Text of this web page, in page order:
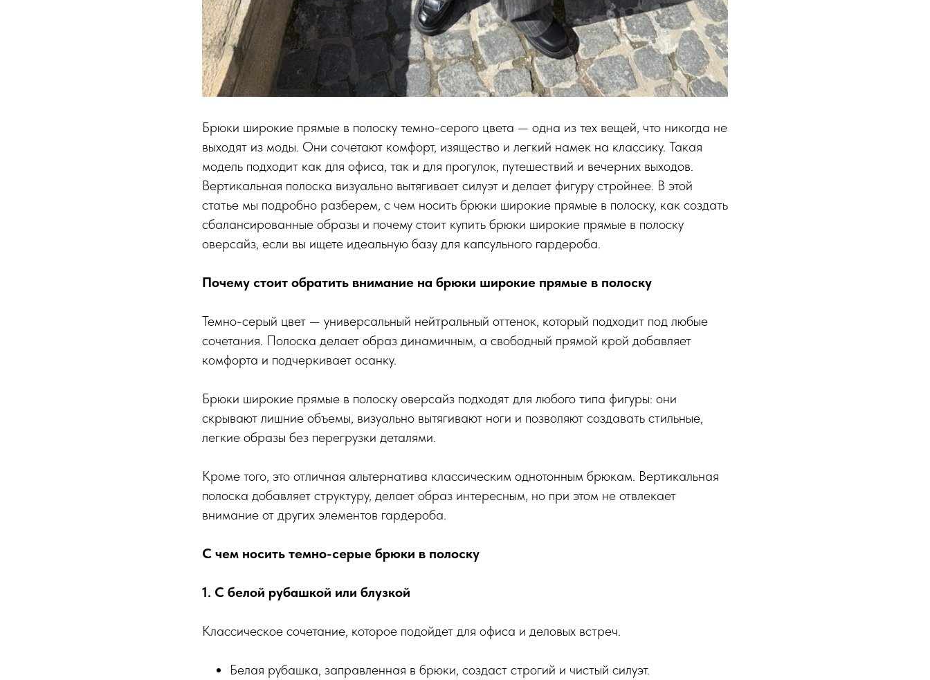
Брюки широкие прямые в полоску темно-серого цвета — одна из тех вещей, что никогда не
выходят из моды. Они сочетают комфорт, изящество и легкий намек на классику. Такая
модель подходит как для офиса, так и для прогулок, путешествий и вечерних выходов.
Вертикальная полоска визуально вытягивает силуэт и делает фигуру стройнее. В этой
статье мы подробно разберем, с чем носить брюки широкие прямые в полоску, как создать
сбалансированные образы и почему стоит купить брюки широкие прямые в полоску
оверсайз, если вы ищете идеальную базу для капсульного гардероба.
Почему стоит обратить внимание на брюки широкие прямые в полоску
Темно-серый цвет — универсальный нейтральный оттенок, который подходит под любые
сочетания. Полоска делает образ динамичным, а свободный прямой крой добавляет
комфорта и подчеркивает осанку.
Брюки широкие прямые в полоску оверсайз подходят для любого типа фигуры: они
скрывают лишние объемы, визуально вытягивают ноги и позволяют создавать стильные,
легкие образы без перегрузки деталями.
Кроме того, это отличная альтернатива классическим однотонным брюкам. Вертикальная
полоска добавляет структуру, делает образ интересным, но при этом не отвлекает
внимание от других элементов гардероба.
С чем носить темно-серые брюки в полоску
1. С белой рубашкой или блузкой
Классическое сочетание, которое подойдет для офиса и деловых встреч.
Белая рубашка, заправленная в брюки, создаст строгий и чистый силуэт.